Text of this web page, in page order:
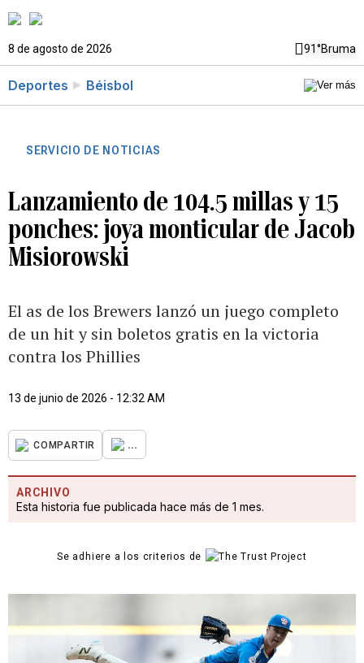
8 de agosto de 2026 91°Bruma
Deportes Béisbol
SERVICIO DE NOTICIAS
Lanzamiento de 104.5 millas y 15
ponches: joya monticular de Jacob
Misiorowski
El as de los Brewers lanzó un juego completo
de un hit y sin boletos gratis en la victoria
contra los Phillies
13 de junio de 2026 - 12:32 AM
COMPARTIR ...
ARCHIVO
Esta historia fue publicada hace más de 1 mes.
Se adhiere a los criterios de